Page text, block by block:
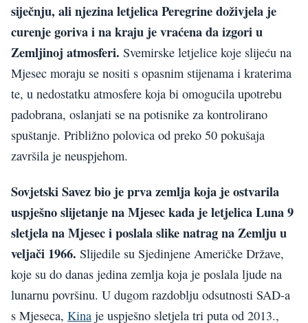
siječnju, ali njezina letjelica Peregrine doživjela je
curenje goriva i na kraju je vraćena da izgori u
Zemljinoj atmosferi. Svemirske letjelice koje slijeću na
Mjesec moraju se nositi s opasnim stijenama i kraterima
te, u nedostatku atmosfere koja bi omogućila upotrebu
padobrana, oslanjati se na potisnike za kontrolirano
spuštanje. Približno polovica od preko 50 pokušaja
završila je neuspjehom.
Sovjetski Savez bio je prva zemlja koja je ostvarila
uspješno slijetanje na Mjesec kada je letjelica Luna 9
sletjela na Mjesec i poslala slike natrag na Zemlju u
veljači 1966. Slijedile su Sjedinjene Američke Države,
koje su do danas jedina zemlja koja je poslala ljude na
lunarnu površinu. U dugom razdoblju odsutnosti SAD-a
s Mjeseca, Kina je uspješno sletjela tri puta od 2013.,